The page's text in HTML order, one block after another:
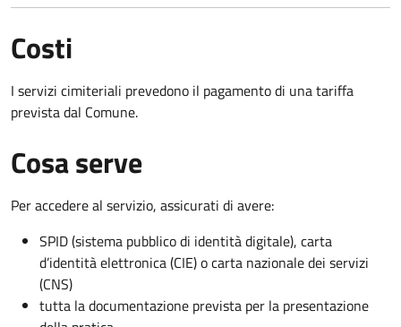
Costi
I servizi cimiteriali prevedono il pagamento di una tariffa
prevista dal Comune.
Cosa serve
Per accedere al servizio, assicurati di avere:
SPID (sistema pubblico di identità digitale), carta
d’identità elettronica (CIE) o carta nazionale dei servizi
(CNS)
tutta la documentazione prevista per la presentazione